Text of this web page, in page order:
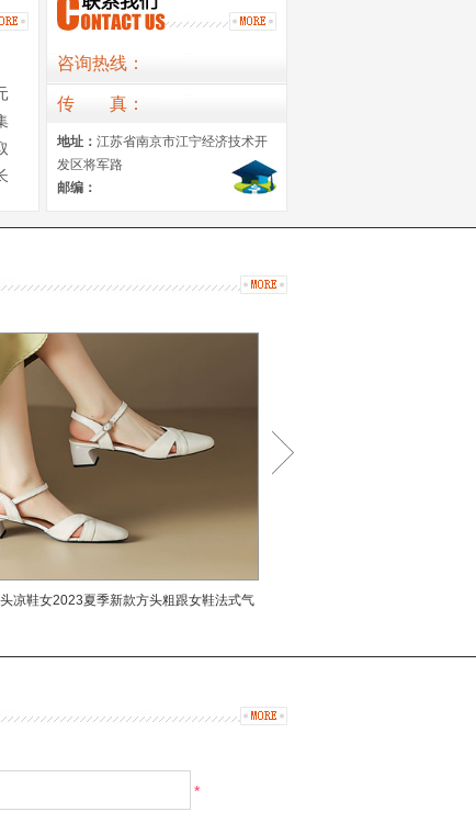
有
具
咨询热线：
传 真 ：
地址： 江苏省南京市江宁经济技术开
发区将军路
邮编：
凉鞋女2023夏季新款方头粗跟女鞋法式气
*